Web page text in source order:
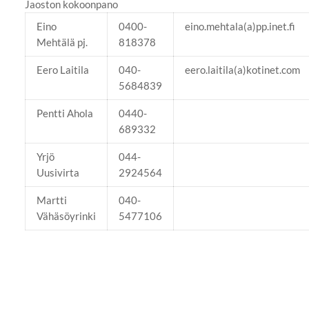
Jaoston kokoonpano
Eino
Mehtälä pj.
0400-
818378
eino.mehtala(a)pp.inet.fi
Eero Laitila
040-
5684839
eero.laitila(a)kotinet.com
Pentti Ahola
0440-
689332
Yrjö
Uusivirta
044-
2924564
Martti
Vähäsöyrinki
040-
5477106